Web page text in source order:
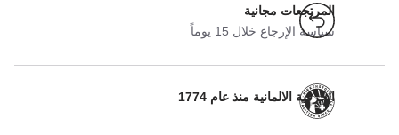
المرتجعات مجانية
سياسة الإرجاع خلال 15 يوماً
الحرفية الالمانية منذ عام 1774